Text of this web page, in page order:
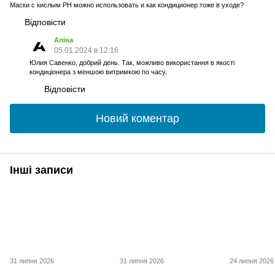
Маски с кислым PH можно использовать и как кондиционер тоже в уходе?
Відповісти
Аліна
05.01.2024 в 12:16
Юлия Савенко, добрий день. Так, можливо використання в якості
кондиціонера з меншою витримкою по часу.
Відповісти
Новий коментар
Інші записи
31 липня 2026 31 липня 2026 24 липня 2026